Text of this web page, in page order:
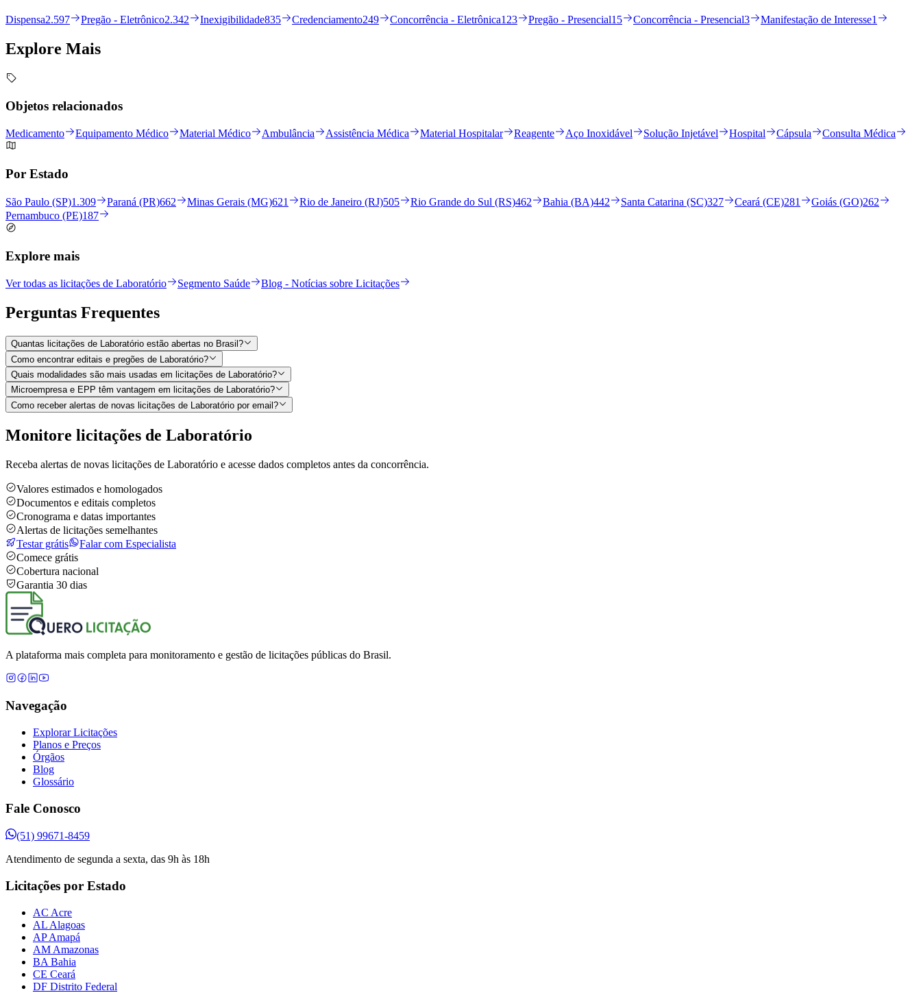
Dispensa2.597 Pregão - Eletrônico2.342 Inexigibilidade835 Credenciamento249 Concorrência - Eletrônica123 Pregão - Presencial15 Concorrência - Presencial3 Manifestação de Interesse1
Explore Mais
Objetos relacionados
Medicamento Equipamento Médico Material Médico Ambulância Assistência Médica Material Hospitalar Reagente Aço Inoxidável Solução Injetável Hospital Cápsula Consulta Médica
Por Estado
São Paulo (SP)1.309 Paraná (PR)662 Minas Gerais (MG)621 Rio de Janeiro (RJ)505 Rio Grande do Sul (RS)462 Bahia (BA)442 Santa Catarina (SC)327 Ceará (CE)281 Goiás (GO)262
Pernambuco (PE)187
Explore mais
Ver todas as licitações de Laboratório Segmento Saúde Blog - Notícias sobre Licitações
Perguntas Frequentes
Quantas licitações de Laboratório estão abertas no Brasil?
Como encontrar editais e pregões de Laboratório?
Quais modalidades são mais usadas em licitações de Laboratório?
Microempresa e EPP têm vantagem em licitações de Laboratório?
Como receber alertas de novas licitações de Laboratório por email?
Monitore licitações de Laboratório
Receba alertas de novas licitações de Laboratório e acesse dados completos antes da concorrência.
Valores estimados e homologados
Documentos e editais completos
Cronograma e datas importantes
Alertas de licitações semelhantes
Testar grátis
Falar com Especialista
Comece grátis
Cobertura nacional
Garantia 30 dias
A plataforma mais completa para monitoramento e gestão de licitações públicas do Brasil.
Navegação
Explorar Licitações
Planos e Preços
Órgãos
Blog
Glossário
Fale Conosco
(51) 99671-8459
Atendimento de segunda a sexta, das 9h às 18h
Licitações por Estado
AC Acre
AL Alagoas
AP Amapá
AM Amazonas
BA Bahia
CE Ceará
DF Distrito Federal